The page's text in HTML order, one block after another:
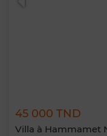
45 000 TND
Villa à Hammamet